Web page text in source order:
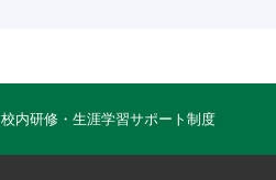
校内研修・生涯学習サポート制度